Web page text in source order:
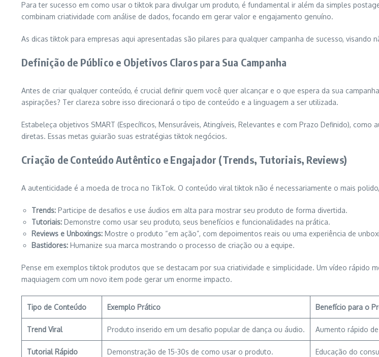
Para ter sucesso em como usar o tiktok para divulgar um produto, é fundamental ir além da simples
combinam criatividade com análise de dados, focando em gerar valor e engajamento genuíno.
As dicas tiktok para empresas aqui apresentadas são pilares para qualquer campanha de sucesso, visando
Definição de Público e Objetivos Claros para Sua Campanha
Antes de criar qualquer conteúdo, é crucial definir quem você quer alcançar e o que espera da sua
aspirações? Ter clareza sobre isso direcionará o tipo de conteúdo e a linguagem a ser utilizada.
Estabeleça objetivos SMART (Específicos, Mensuráveis, Atingíveis, Relevantes e com Prazo Definido),
diretas. Essas metas guiarão suas estratégias tiktok negócios.
Criação de Conteúdo Autêntico e Engajador (Trends, Tutoriais, Reviews)
A autenticidade é a moeda de troca no TikTok. O conteúdo viral tiktok não é necessariamente o mais
Trends: Participe de desafios e use áudios em alta para mostrar seu produto de forma divertida.
Tutoriais: Demonstre como usar seu produto, seus benefícios e funcionalidades na prática.
Reviews e Unboxings: Mostre o produto “em ação”, com depoimentos reais ou uma experiência de
Bastidores: Humanize sua marca mostrando o processo de criação ou a equipe.
Pense em exemplos tiktok produtos que se destacam por sua criatividade e simplicidade. Um vídeo rápido
maquiagem com um novo item pode gerar um enorme impacto.
Tipo de Conteúdo Exemplo Prático Benefício para o
Trend Viral Produto inserido em um desafio popular de dança ou áudio. Aumento rápido
Tutorial Rápido Demonstração de 15-30s de como usar o produto. Educação do